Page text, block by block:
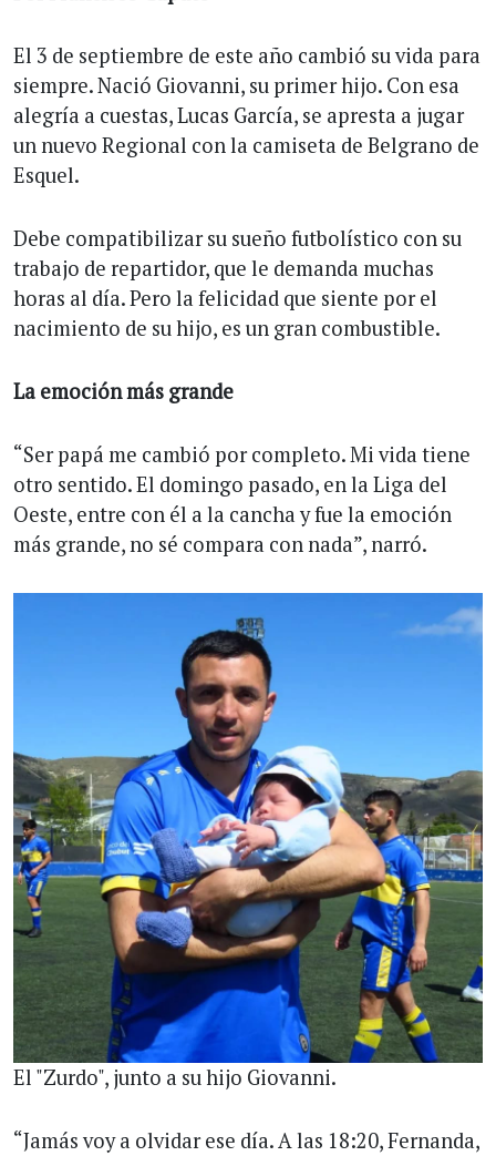
El 3 de septiembre de este año cambió su vida para
siempre. Nació Giovanni, su primer hijo. Con esa
alegría a cuestas, Lucas García, se apresta a jugar
un nuevo Regional con la camiseta de Belgrano de
Esquel.
Debe compatibilizar su sueño futbolístico con su
trabajo de repartidor, que le demanda muchas
horas al día. Pero la felicidad que siente por el
nacimiento de su hijo, es un gran combustible.
La emoción más grande
“Ser papá me cambió por completo. Mi vida tiene
otro sentido. El domingo pasado, en la Liga del
Oeste, entre con él a la cancha y fue la emoción
más grande, no sé compara con nada”, narró.
El "Zurdo", junto a su hijo Giovanni.
“Jamás voy a olvidar ese día. A las 18:20, Fernanda,